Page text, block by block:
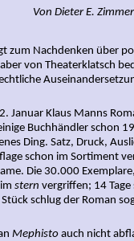
Von Dieter E. Zimmer
zum Nachdenken über
von Theaterklatsch
Januar Klaus Manns
Buchhändler schon
Ding. Satz, Druck,
schon im Sortiment
Die 30.000
stern vergriffen; 14
schlug der Roman
Mephisto auch nicht